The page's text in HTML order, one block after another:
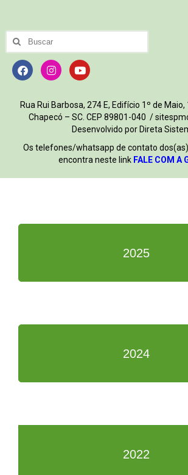
Rua Rui Barbosa, 274 E, Edifício 1º de
Chapecó – SC. CEP 89801-040 /
Desenvolvido por Direta
Os telefones/whatsapp de contato
encontra neste link FALE COM A
2025
2024
2022